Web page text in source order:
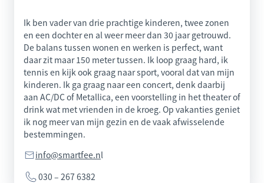
Ik ben vader van drie prachtige kinderen, twee zonen
en een dochter en al weer meer dan 30 jaar getrouwd.
De balans tussen wonen en werken is perfect, want
daar zit maar 150 meter tussen. Ik loop graag hard, ik
tennis en kijk ook graag naar sport, vooral dat van mijn
kinderen. Ik ga graag naar een concert, denk daarbij
aan AC/DC of Metallica, een voorstelling in het theater of
drink wat met vrienden in de kroeg. Op vakanties geniet
ik nog meer van mijn gezin en de vaak afwisselende
bestemmingen.
info@smartfee.nl
030 – 267 6382